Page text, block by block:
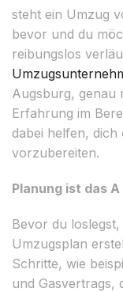
steht ein Umzug
bevor und du
reibungslos
Augsburg, genau
Erfahrung im
dabei helfen, dich
vorzubereiten.
Planung ist das A
Bevor du
Umzugsplan
Schritte, wie
und Gasvertrags,